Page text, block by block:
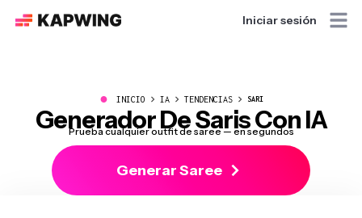
Iniciar sesión
● INICIO IA TENDENCIAS SARI
Generador De Saris Con IA
Prueba cualquier outfit de saree — en segundos
Generar Saree